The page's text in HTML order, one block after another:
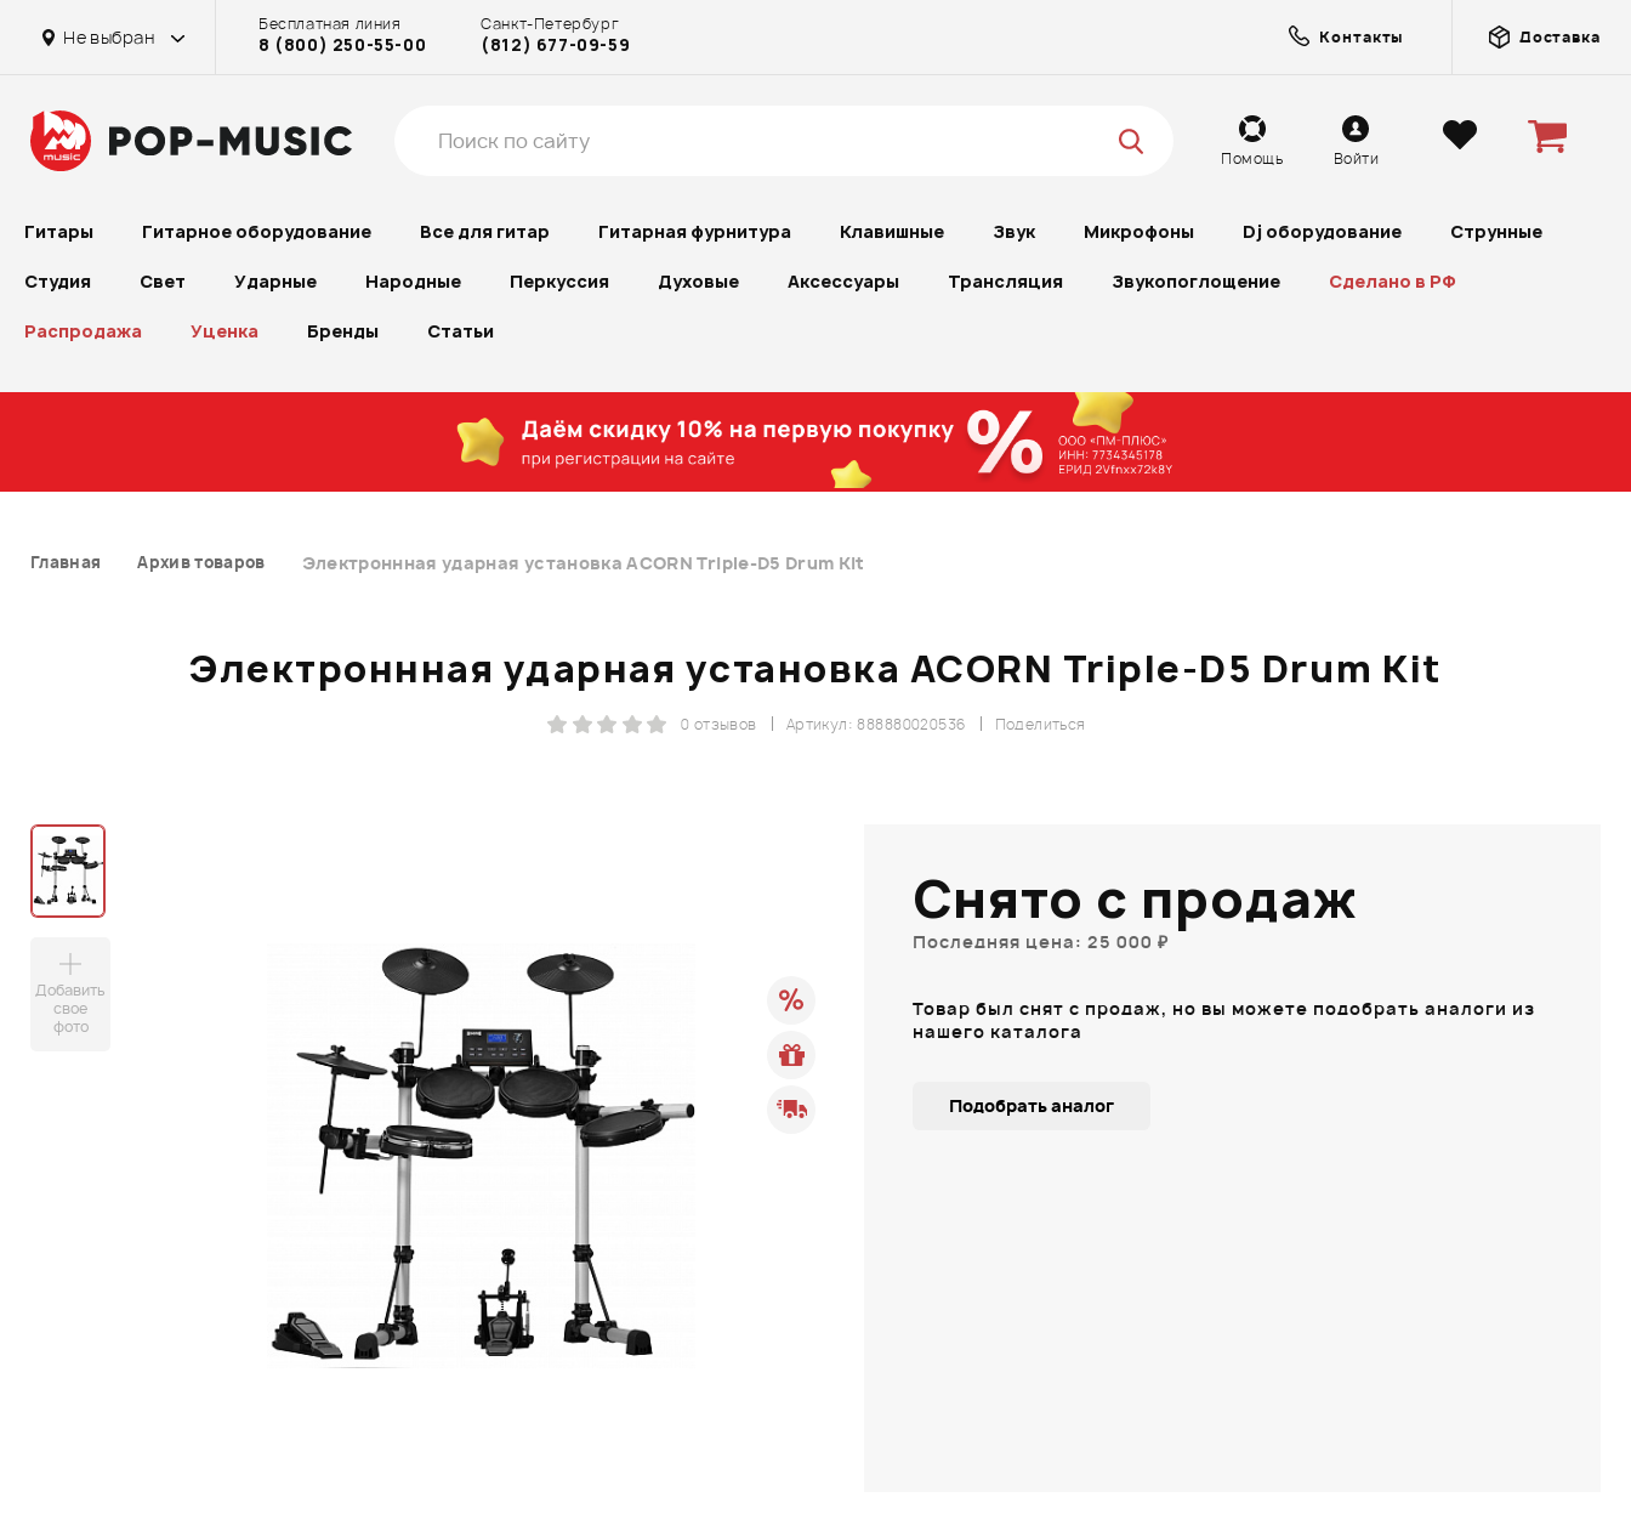
Не выбран
Бесплатная линия
8 (800) 250-55-00
Санкт-Петербург
(812) 677-09-59 Контакты Доставка
Помощь Войти
Гитары Гитарное оборудование Все для гитар Гитарная фурнитура Клавишные Звук Микрофоны Dj оборудование Струнные
Студия Свет Ударные Народные Перкуссия Духовые Аксессуары Трансляция Звукопоглощение Сделано в РФ
Распродажа Уценка Бренды Статьи
Главная Архив товаров Электроннная ударная установка ACORN Triple-D5 Drum Kit
Электроннная ударная установка ACORN Triple-D5 Drum Kit
Поделиться
Артикул: 888880020536
0 отзывов
Добавить
свое
фото
Снято с продаж
Последняя цена: 25 000 ₽
Товар был снят с продаж, но вы можете подобрать аналоги из
нашего каталога
Подобрать аналог